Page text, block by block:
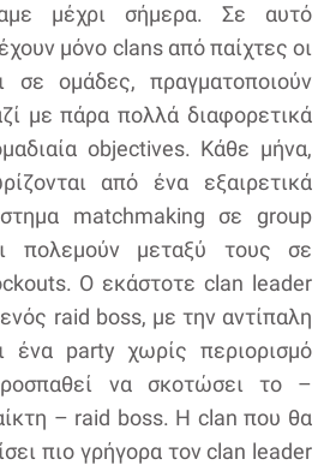
μέχρι σήμερα. Σε αυτό
μόνο clans από παίχτες οι
σε ομάδες, πραγματοποιούν
με πάρα πολλά διαφορετικά
objectives. Κάθε μήνα,
από ένα εξαιρετικά
matchmaking σε group
πολεμούν μεταξύ τους σε
Ο εκάστοτε clan leader
raid boss, με την αντίπαλη
ένα party χωρίς περιορισμό
να σκοτώσει το –
– raid boss. Η clan που θα
πιο γρήγορα τον clan leader